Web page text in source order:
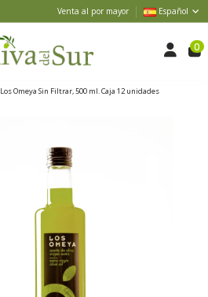
Venta al por mayor Español
0
Los Omeya Sin Filtrar, 500 ml. Caja 12 unidades